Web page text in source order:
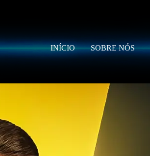
INÍCIO SOBRE NÓS